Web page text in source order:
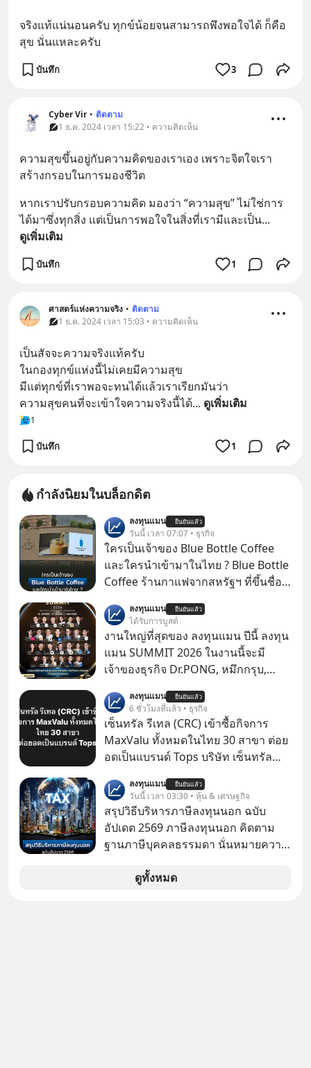
จริงแท้แน่นอนครับ ทุกข์น้อยจนสามารถพึงพอใจได้ ก็คือ
สุข นั่นแหละครับ
บันทึก 3
Cyber Vir • ติดตาม
1 ธ.ค. 2024 เวลา 15:22 • ความคิดเห็น
ความสุขขึ้นอยู่กับความคิดของเราเอง เพราะจิตใจเรา
สร้างกรอบในการมองชีวิต
หากเราปรับกรอบความคิด มองว่า “ความสุข” ไม่ใช่การ
ได้มาซึ่งทุกสิ่ง แต่เป็นการพอใจในสิ่งที่เรามีและเป็น...
ดูเพิ่มเติม
บันทึก 1
ศาสตร์แห่งความจริง • ติดตาม
1 ธ.ค. 2024 เวลา 15:03 • ความคิดเห็น
เป็นสัจจะความจริงแท้ครับ
ในกองทุกข์แห่งนี้ไม่เคยมีความสุข
มีแต่ทุกข์ที่เราพอจะทนได้แล้วเราเรียกมันว่า
ความสุขคนที่จะเข้าใจความจริงนี้ได้... ดูเพิ่มเติม
1
บันทึก 1
กำลังนิยมในบล็อกดิต
ลงทุนแมน ยืนยันแล้ว
วันนี้ เวลา 07:07 • ธุรกิจ
ใครเป็นเจ้าของ Blue Bottle Coffee
และใครนำเข้ามาในไทย ? Blue Bottle
Coffee ร้านกาแฟจากสหรัฐฯ ที่ขึ้นชื่อ
แรกในประเทศไทย ที่ Central Park
ลงทุนแมน ยืนยันแล้ว
ได้รับการบูสต์
งานใหญ่ที่สุดของ ลงทุนแมน ปีนี้ ลงทุน
แมน SUMMIT 2026 ในงานนี้จะมี
เจ้าของธุรกิจ Dr.PONG, หมึกกรุบ,
Fastwork, MizuMi, KARMART, อิชิตัน
มาแชร์ความรู้การสร้างธุรกิจ
ลงทุนแมน ยืนยันแล้ว
6 ชั่วโมงที่แล้ว • ธุรกิจ
เซ็นทรัล รีเทล (CRC) เข้าซื้อกิจการ
MaxValu ทั้งหมดในไทย 30 สาขา ต่อย
อดเป็นแบรนด์ Tops บริษัท เซ็นทรัล
CRC แจ้งตลาดหลักทรัพย์ฯ ว่า บริษัท
เซ็นทรัล ฟู้ด รีเทล จำกัด (CFR) ซึ่งเป็น
บริษัทย่อยที่ CRC ถือหุ้นทั้งทางตรงและ
ทางอ้อม 100%
ลงทุนแมน ยืนยันแล้ว
วันนี้ เวลา 03:30 • หุ้น & เศรษฐกิจ
สรุปวิธีบริหารภาษีลงทุนนอก ฉบับ
อัปเดต 2569 ภาษีลงทุนนอก คิดตาม
ฐานภาษีบุคคลธรรมดา นั่นหมายความ
ดูทั้งหมด